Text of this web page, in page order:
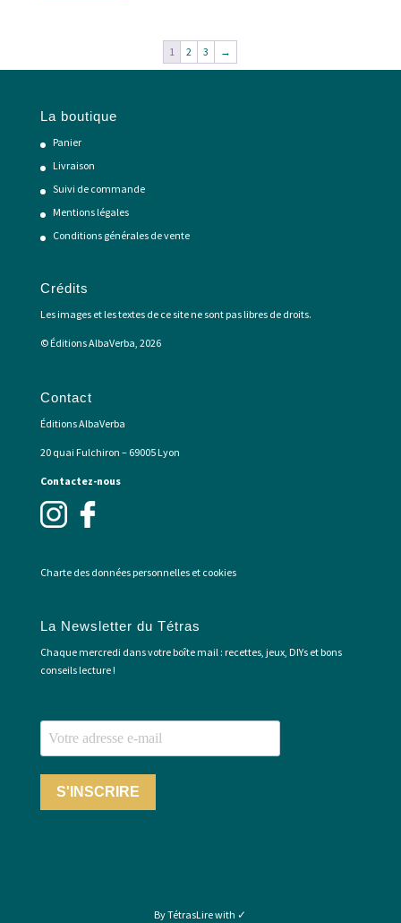
1 2 3 →
La boutique
Panier
Livraison
Suivi de commande
Mentions légales
Conditions générales de vente
Crédits
Les images et les textes de ce site ne sont pas libres de droits.
© Éditions AlbaVerba, 2026
Contact
Éditions AlbaVerba
20 quai Fulchiron – 69005 Lyon
Contactez-nous
Charte des données personnelles et cookies
La Newsletter du Tétras
Chaque mercredi dans votre boîte mail : recettes, jeux, DIYs et bons
conseils lecture !
S'INSCRIRE
By TétrasLire with ✓